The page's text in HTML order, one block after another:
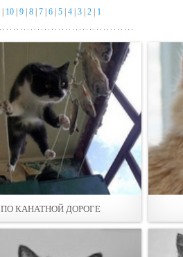
10 9 8 7 6 5 4 3 2 1
ПО КАНАТНОЙ ДОРОГЕ